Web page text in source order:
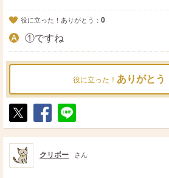
役に立った！ありがとう： 0
①ですね
役に立った！ ありがとう
ポ
ス
ト
シ
ェ
送
る
クリボー さん